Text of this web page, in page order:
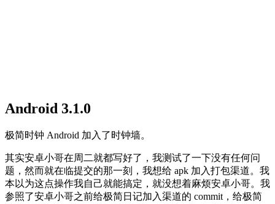
Android 3.1.0
极简时钟 Android 加入了时钟墙。
其实安卓小哥在周二就都写好了，我测试了一下没有任何问
题，然而就在临提交的那一刻，我想给 apk 加入打包渠道。我
本以为这点操作我自己就能搞定，就没想着麻烦安卓小哥。我
参照了安卓小哥之前给极简日记加入渠道的 commit，给极简